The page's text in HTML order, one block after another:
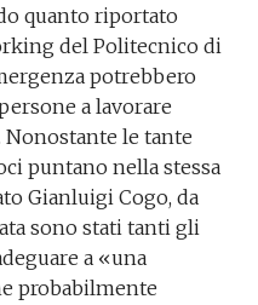
quanto riportato
del Politecnico di
potrebbero
a lavorare
le tante
puntano nella stessa
Gianluigi Cogo, da
sono stati tanti gli
a «una
probabilmente